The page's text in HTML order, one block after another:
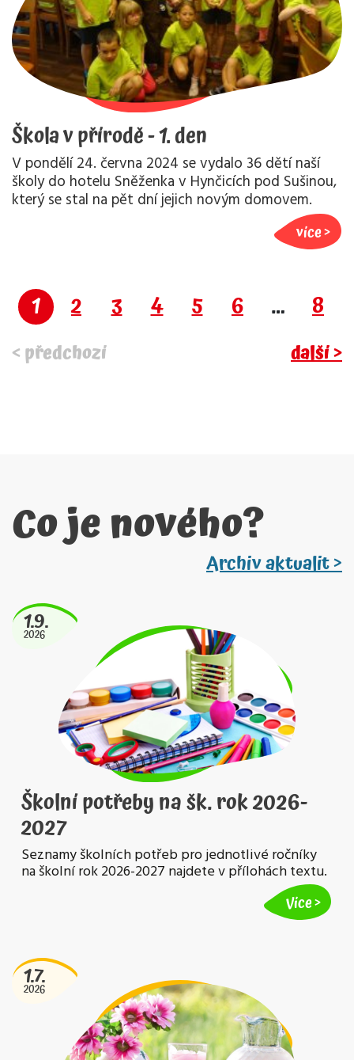
Škola v přírodě - 1. den
V pondělí 24. června 2024 se vydalo 36 dětí naší
školy do hotelu Sněženka v Hynčicích pod Sušinou,
který se stal na pět dní jejich novým domovem.
více
< předchozí
1 2 3 4 5 6 … 8
další >
Co je nového?
Archiv aktualit >
1.9.
2026
Školní potřeby na šk. rok 2026-
2027
Seznamy školních potřeb pro jednotlivé ročníky
na školní rok 2026-2027 najdete v přílohách textu.
Více
1.7.
2026